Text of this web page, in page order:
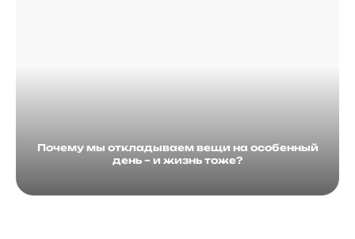
Почему мы откладываем вещи на особенный
день – и жизнь тоже?